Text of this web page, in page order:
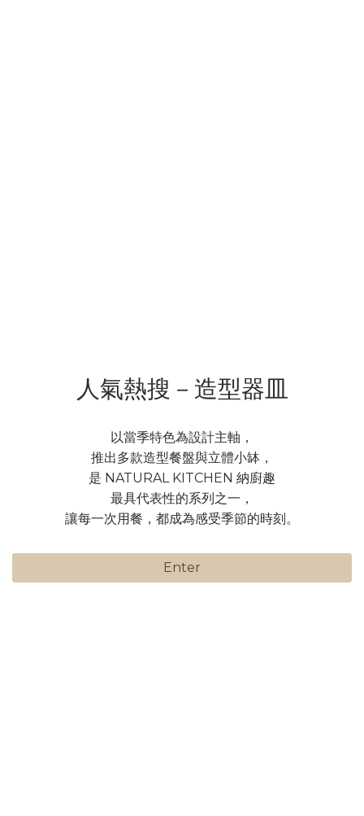
人氣熱搜－造型器皿
以當季特色為設計主軸，
推出多款造型餐盤與立體小缽，
是 NATURAL KITCHEN 納廚趣
最具代表性的系列之一，
讓每一次用餐，都成為感受季節的時刻。
Enter